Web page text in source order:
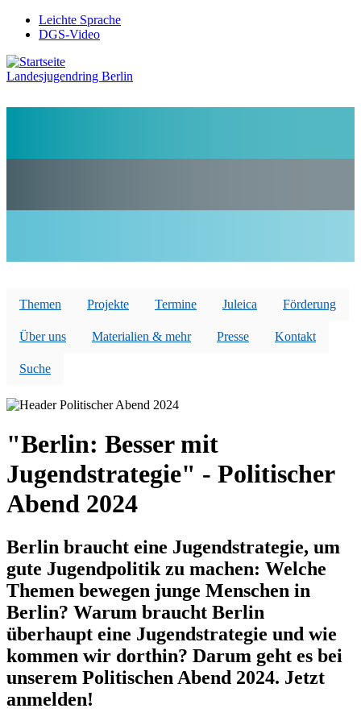
Direkt
zum
Preheader
Menü
Leichte Sprache
DGS-Video
Landesjugendring Berlin
Themen Projekte Termine Juleica Förderung
Über uns Materialien & mehr Presse Kontakt
Suche
"Berlin: Besser mit
Jugendstrategie" - Politischer
Abend 2024
Berlin braucht eine Jugendstrategie, um
gute Jugendpolitik zu machen: Welche
Themen bewegen junge Menschen in
Berlin? Warum braucht Berlin
überhaupt eine Jugendstrategie und wie
kommen wir dorthin? Darum geht es bei
unserem Politischen Abend 2024. Jetzt
anmelden!